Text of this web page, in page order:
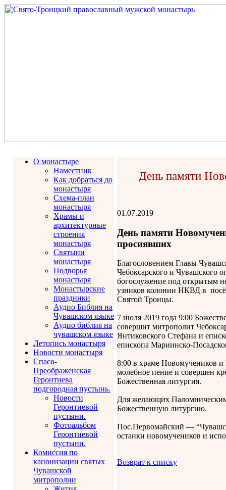
О монастыре
Наместник
Как добраться до
монастыря
Схема-план
монастыря
Храмы и
архитектурные
строения
монастыря
Святыни
монастыря
Подворья
монастыря
Монастырские
праздники
Аудио Библия на
Чувашском языке
Аудио библия на
чувашском языке
Летопись монастыря
Новости монастыря
Спасо-
Преображенская
Геронтиева
подгородная пустынь.
Новости
Геронтиевой
пустыни.
Фотоальбом
Геронтиевой
пустыни.
Комиссия по
канонизации святых
Чувашской
митрополии
День памяти
01.07.2019
День памяти
просиявших
Благословением Главы
Чебоксарского и Чувашского
богослужение под открытым
узников колонии НКВД в
Святой Троицы.
7 июля 2019 года 9:00
совершит митрополит
Янтиковского Стефана и
епископа Мариинско-
8:00 в храме Новомучеников
молебное пение и совершен
Божественная литургия.
Для желающих Паломническим
Божественную литургию.
Пос.Первомайский —
останки новомучеников и
Возврат к списку